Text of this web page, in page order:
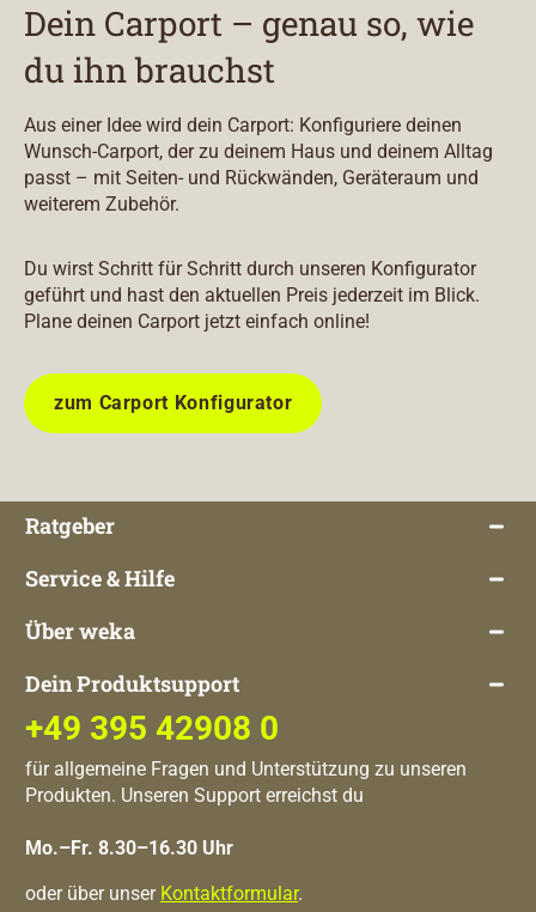
Dein Carport – genau so, wie
du ihn brauchst
Aus einer Idee wird dein Carport: Konfiguriere deinen
Wunsch-Carport, der zu deinem Haus und deinem Alltag
passt – mit Seiten- und Rückwänden, Geräteraum und
weiterem Zubehör.
Du wirst Schritt für Schritt durch unseren Konfigurator
geführt und hast den aktuellen Preis jederzeit im Blick.
Plane deinen Carport jetzt einfach online!
zum Carport Konfigurator
Ratgeber
Service & Hilfe
Über weka
Dein Produktsupport
+49 395 42908 0
für allgemeine Fragen und Unterstützung zu unseren
Produkten. Unseren Support erreichst du
Mo.–Fr. 8.30–16.30 Uhr
oder über unser Kontaktformular.